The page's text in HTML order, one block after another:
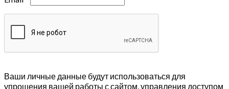
Ваши личные данные будут использоваться для
упрощения вашей работы с сайтом, управления доступом